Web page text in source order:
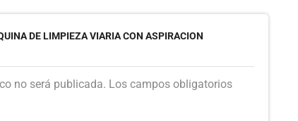
DE LIMPIEZA VIARIA CON ASPIRACION
no será publicada. Los campos obligatorios